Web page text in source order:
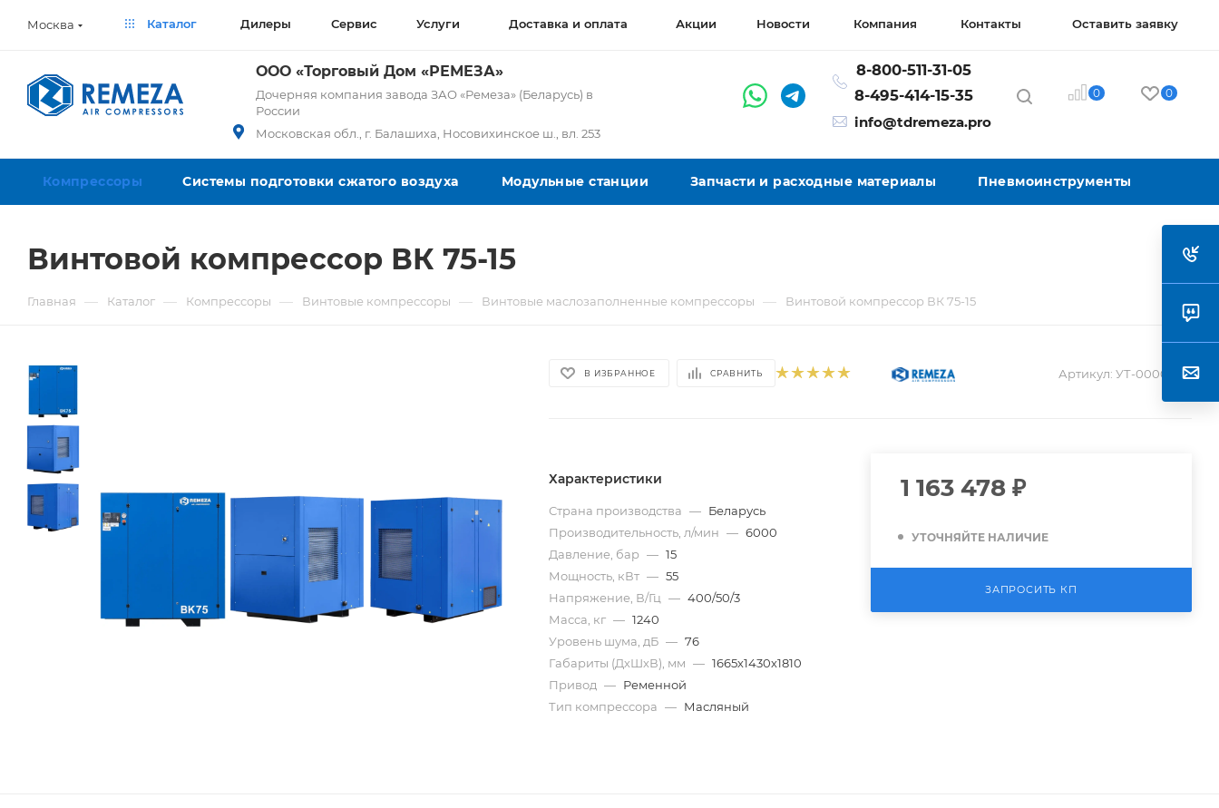
Москва Каталог Дилеры Сервис Услуги Доставка и оплата Акции Новости Компания Контакты Оставить заявку
ООО «Торговый Дом «РЕМЕЗА»
Дочерняя компания завода ЗАО «Ремеза» (Беларусь) в
России
Московская обл., г. Балашиха, Носовихинское ш., вл. 253
8-800-511-31-05
8-495-414-15-35
info@tdremeza.pro
0 0
Компрессоры Системы подготовки сжатого воздуха Модульные станции Запчасти и расходные материалы Пневмоинструменты
Винтовой компрессор ВК 75-15
Главная — Каталог — Компрессоры — Винтовые компрессоры — Винтовые маслозаполненные компрессоры — Винтовой компрессор ВК 75-15
В ИЗБРАННОЕ СРАВНИТЬ Артикул: УТ-00002512
Характеристики
Страна производства — Беларусь
Производительность, л/мин — 6000
Давление, бар — 15
Мощность, кВт — 55
Напряжение, В/Гц — 400/50/3
Масса, кг — 1240
Уровень шума, дБ — 76
Габариты (ДхШхВ), мм — 1665х1430х1810
Привод — Ременной
Тип компрессора — Масляный
1 163 478₽
УТОЧНЯЙТЕ НАЛИЧИЕ
ЗАПРОСИТЬ КП